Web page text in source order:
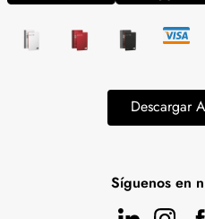
Descargar
Síguenos en